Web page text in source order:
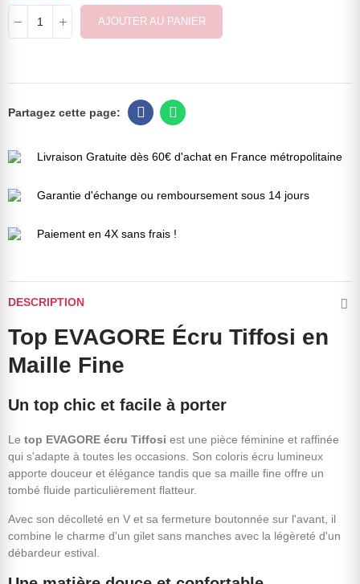
AJOUTER AU PANIER
Livraison Gratuite dès 60€ d'achat en France métropolitaine
Garantie d'échange ou remboursement sous 14 jours
Paiement en 4X sans frais !
DESCRIPTION
Top EVAGORE Écru Tiffosi en
Maille Fine
Un top chic et facile à porter
Le top EVAGORE écru Tiffosi est une pièce féminine et raffinée
qui s'adapte à toutes les occasions. Son coloris écru lumineux
apporte douceur et élégance tandis que sa maille fine offre un
tombé fluide particulièrement flatteur.
Avec son décolleté en V et sa fermeture boutonnée sur l'avant, il
combine le charme d'un gilet sans manches avec la légèreté d'un
débardeur estival.